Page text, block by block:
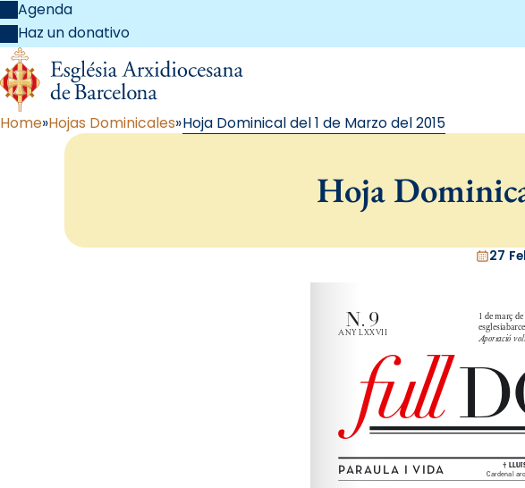
Agenda
Haz un donativo
Home Hojas Dominicales Hoja Dominical del 1 de Marzo del 2015
Hoja
27